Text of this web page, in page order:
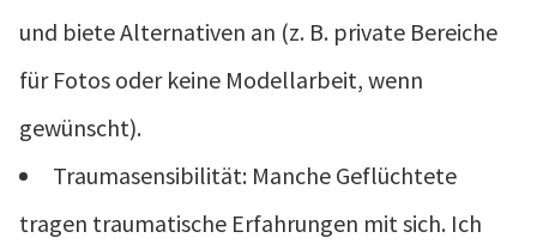
und biete Alternativen an (z. B. private Bereiche
für Fotos oder keine Modellarbeit, wenn
gewünscht).
Traumasensibilität: Manche Geflüchtete
tragen traumatische Erfahrungen mit sich. Ich